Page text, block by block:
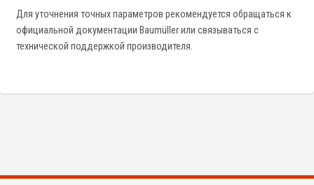
Для уточнения точных параметров рекомендуется обращаться к
официальной документации Baumüller или связываться с
технической поддержкой производителя.